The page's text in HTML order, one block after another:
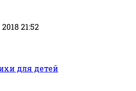
21:52
для детей